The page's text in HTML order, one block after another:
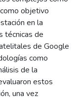
objetivo
en la
técnicas de
de Google
como
de la
estos
una vez